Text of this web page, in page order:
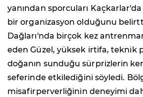
yanından sporcuları
bir organizasyon olduğunu
Dağları'nda birçok kez
eden Güzel, yüksek irtifa, teknik
doğanın sunduğu sürprizlerin
seferinde etkilediğini söyledi.
misafirperverliğinin deneyimi